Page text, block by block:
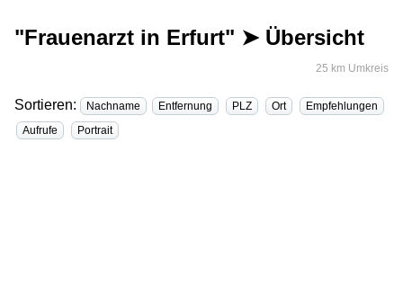
"Frauenarzt in Erfurt" ➤ Übersicht
25 km Umkreis
Sortieren: Nachname Entfernung PLZ Ort
Empfehlungen
Aufrufe
Portrait